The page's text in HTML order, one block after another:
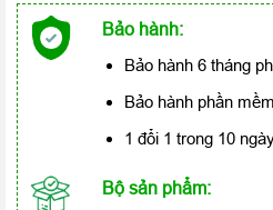
Bảo hành:
Bảo hành 6 tháng
Bảo hành phần
1 đổi 1 trong 10
Bộ sản phẩm: